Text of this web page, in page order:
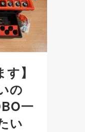
す】
の
一
い